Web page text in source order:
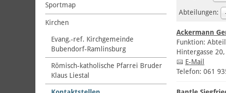
Sportmap
Kirchen
Evang.-ref. Kirchgemeinde
Bubendorf-Ramlinsburg
Römisch-katholische Pfarrei Bruder
Klaus Liestal
Abteilungen:
Ackermann
Funktion:
Hintergasse
E-Mail
Telefon: 061